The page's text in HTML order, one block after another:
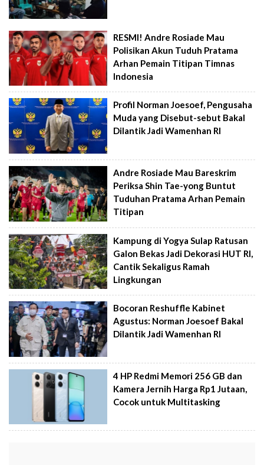
RESMI! Andre Rosiade Mau
Polisikan Akun Tuduh Pratama
Arhan Pemain Titipan Timnas
Indonesia
Profil Norman Joesoef, Pengusaha
Muda yang Disebut-sebut Bakal
Dilantik Jadi Wamenhan RI
Andre Rosiade Mau Bareskrim
Periksa Shin Tae-yong Buntut
Tuduhan Pratama Arhan Pemain
Titipan
Kampung di Yogya Sulap Ratusan
Galon Bekas Jadi Dekorasi HUT RI,
Cantik Sekaligus Ramah
Lingkungan
Bocoran Reshuffle Kabinet
Agustus: Norman Joesoef Bakal
Dilantik Jadi Wamenhan RI
4 HP Redmi Memori 256 GB dan
Kamera Jernih Harga Rp1 Jutaan,
Cocok untuk Multitasking